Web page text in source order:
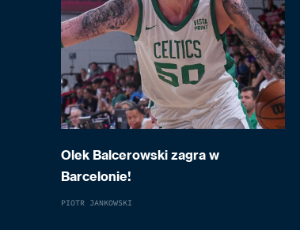
Olek Balcerowski zagra w
Barcelonie!
PIOTR JANKOWSKI